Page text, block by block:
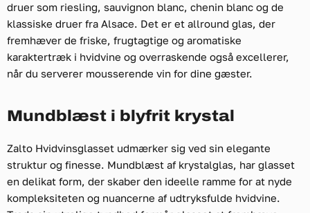
druer som riesling, sauvignon blanc, chenin blanc og de
klassiske druer fra Alsace. Det er et allround glas, der
fremhæver de friske, frugtagtige og aromatiske
karaktertræk i hvidvine og overraskende også excellerer,
når du serverer mousserende vin for dine gæster.
Mundblæst i blyfrit krystal
Zalto Hvidvinsglasset udmærker sig ved sin elegante
struktur og finesse. Mundblæst af krystalglas, har glasset
en delikat form, der skaber den ideelle ramme for at nyde
kompleksiteten og nuancerne af udtryksfulde hvidvine.